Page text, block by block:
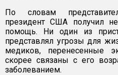
По словам
президент США получил
помощь. Ни один из
представлял угрозы для
медиков, перенесенные
скорее связаны с его
заболеванием.